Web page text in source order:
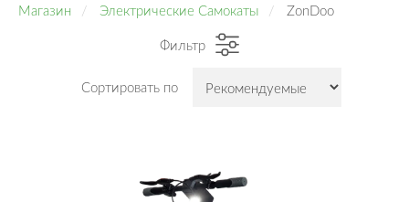
Магазин Электрические Самокаты
ZonDoo
Фильтр
Сортировать по